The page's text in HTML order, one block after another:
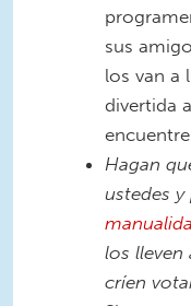
sus
los van a
divertida
Hagan
ustedes
los lleven
críen